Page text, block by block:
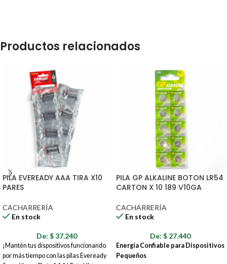
Productos relacionados
PILA EVEREADY AAA TIRA X10
PARES
CACHARRERÍA
En stock
De: $37.240
¡Mantén tus dispositivos funcionando
por más tiempo con las pilas Eveready
PILA GP ALKALINE BOTON LR54
CARTON X 10 189 V10GA
CACHARRERÍA
En stock
De: $ 27.440
Energía Confiable para Dispositivos
Pequeños